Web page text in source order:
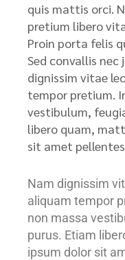
quis mattis orci.
pretium libero
Proin porta felis
Sed convallis
dignissim vitae
tempor pretium.
vestibulum,
libero quam,
sit amet
Nam dignissim
aliquam tempor
non massa
purus. Etiam
ipsum dolor sit